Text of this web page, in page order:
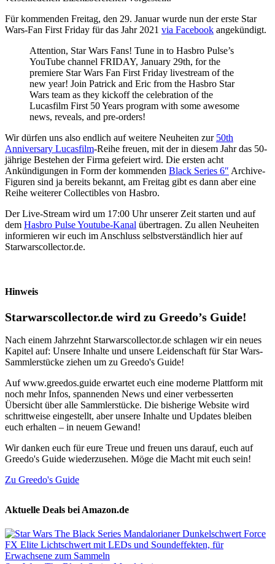
Für kommenden Freitag, den 29. Januar wurde nun der erste Star
Wars-Fan First Friday für das Jahr 2021 via Facebook angekündigt.
Attention, Star Wars Fans! Tune in to Hasbro Pulse’s
YouTube channel FRIDAY, January 29th, for the
premiere Star Wars Fan First Friday livestream of the
new year! Join Patrick and Eric from the Hasbro Star
Wars team as they kickoff the celebration of the
Lucasfilm First 50 Years program with some awesome
news, reveals, and pre-orders!
Wir dürfen uns also endlich auf weitere Neuheiten zur 50th
Anniversary Lucasfilm-Reihe freuen, mit der in diesem Jahr das 50-
jährige Bestehen der Firma gefeiert wird. Die ersten acht
Ankündigungen in Form der kommenden Black Series 6″ Archive-
Figuren sind ja bereits bekannt, am Freitag gibt es dann aber eine
Reihe weiterer Collectibles von Hasbro.
Der Live-Stream wird um 17:00 Uhr unserer Zeit starten und auf
dem Hasbro Pulse Youtube-Kanal übertragen. Zu allen Neuheiten
informieren wir euch im Anschluss selbstverständlich hier auf
Starwarscollector.de.
Hinweis
Starwarscollector.de wird zu Greedo’s Guide!
Nach einem Jahrzehnt Starwarscollector.de schlagen wir ein neues
Kapitel auf: Unsere Inhalte und unsere Leidenschaft für Star Wars-
Sammlerstücke ziehen um zu Greedo's Guide!
Auf www.greedos.guide erwartet euch eine moderne Plattform mit
noch mehr Infos, spannenden News und einer verbesserten
Übersicht über alle Sammlerstücke. Die bisherige Website wird
schrittweise eingestellt, aber unsere Inhalte und Updates bleiben
euch erhalten – in neuem Gewand!
Wir danken euch für eure Treue und freuen uns darauf, euch auf
Greedo's Guide wiederzusehen. Möge die Macht mit euch sein!
Zu Greedo's Guide
Aktuelle Deals bei Amazon.de